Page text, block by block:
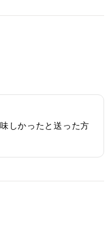
しかったと送った方